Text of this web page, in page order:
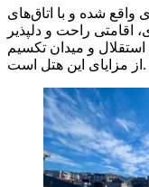
واقع شده و با اتاق‌های
راحت و دلپذیر
استقلال و میدان تکسیم
از مزایای این هتل است.